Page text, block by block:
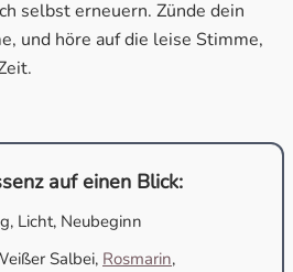
selbst erneuern. Zünde dein
und höre auf die leise Stimme,
auf einen Blick:
Licht, Neubeginn
Salbei, Rosmarin,